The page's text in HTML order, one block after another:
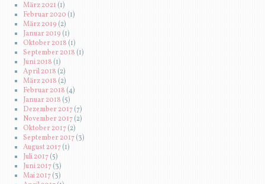
März 2021 (1)
Februar 2020 (1)
März 2019 (2)
Januar 2019 (1)
Oktober 2018(1)
September 2018 (1)
Juni 2018 (1)
April 2018(2)
März 2018 (2)
Februar 2018 (4)
Januar 2018 (5)
Dezember 2017(7)
November 2017(2)
Oktober 2017(2)
September 2017(3)
August 2017(1)
Juli 2017(5)
Juni 2017(3)
Mai 2017(3)